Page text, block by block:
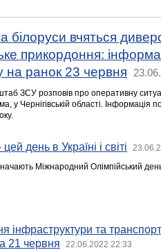
білоруси вчяться
прикордоння:
на ранок 23 червня
ЗСУ розповів про оперативну
у Чернігівській області.
день в Україні і світі
Міжнародний Олімпійський
інфраструктури та
21 червня
22.06.2022 22:33